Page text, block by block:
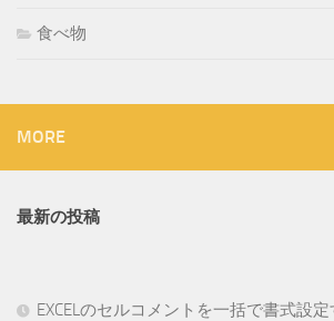
食べ物
MORE
最新の投稿
EXCELのセルコメントを一括で書式設